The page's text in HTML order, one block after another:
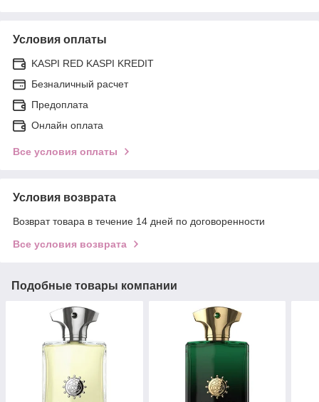
Условия оплаты
KASPI RED KASPI KREDIT
Безналичный расчет
Предоплата
Онлайн оплата
Все условия оплаты
Условия возврата
Возврат товара в течение 14 дней по договоренности
Все условия возврата
Подобные товары компании